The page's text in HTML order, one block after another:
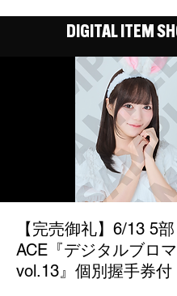
DIGITAL ITEM
【完売御礼】6/13 5部
ACE『デジタルブロ
vol.13』個別握手券付